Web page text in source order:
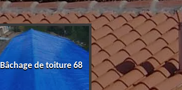
Bâchage de toiture 68
Devis fuite de toiture
68